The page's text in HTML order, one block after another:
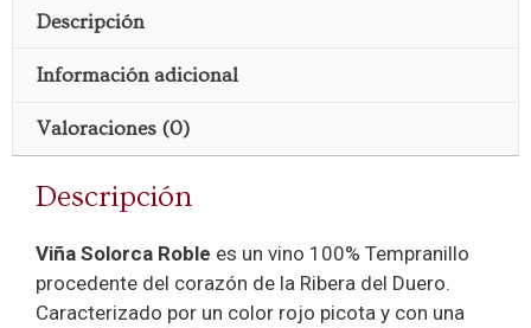
Descripción
Información adicional
Valoraciones (0)
Descripción
Viña Solorca Roble es un vino 100% Tempranillo
procedente del corazón de la Ribera del Duero.
Caracterizado por un color rojo picota y con una